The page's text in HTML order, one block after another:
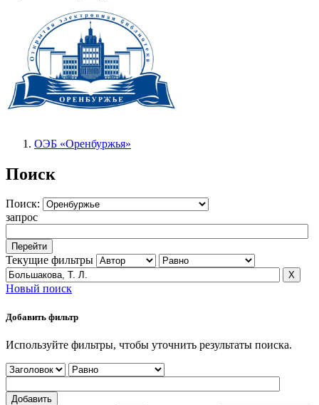
ОЭБ «Оренбуржья»
Поиск
Поиск:
запрос
Текущие фильтры
Новый поиск
Добавить фильтр
Используйте фильтры, чтобы уточнить результаты поиска.